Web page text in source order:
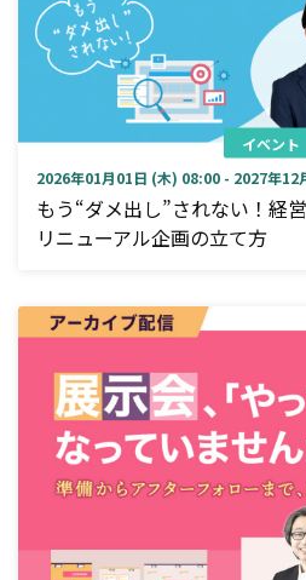
イベント
2026年01月01日 (木) 08:00 - 2027年12
もう“ダメ出し”されない！経
リニューアル企画の立て方